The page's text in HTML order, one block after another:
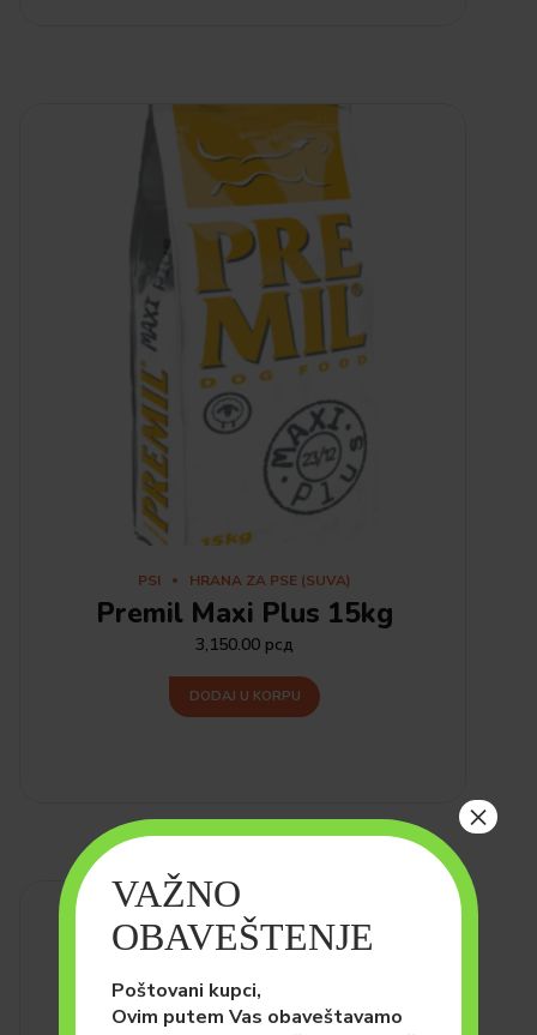
PSI HRANA ZA PSE (SUVA)
Premil Maxi Plus 15kg
3,150.00 рсд
DODAJ U KORPU
VAŽNO
OBAVEŠTENJE
Poštovani kupci,
Ovim putem Vas obaveštavamo
×